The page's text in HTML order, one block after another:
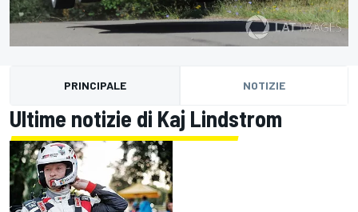
PRINCIPALE NOTIZIE
Ultime notizie di Kaj Lindstrom